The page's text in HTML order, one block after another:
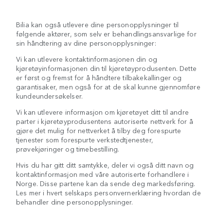
Bilia kan også utlevere dine personopplysninger til
følgende aktører, som selv er behandlingsansvarlige for
sin håndtering av dine personopplysninger:
Vi kan utlevere kontaktinformasjonen din og
kjøretøyinformasjonen din til kjøretøyprodusenten. Dette
er først og fremst for å håndtere tilbakekallinger og
garantisaker, men også for at de skal kunne gjennomføre
kundeundersøkelser.
Vi kan utlevere informasjon om kjøretøyet ditt til andre
parter i kjøretøyprodusentens autoriserte nettverk for å
gjøre det mulig for nettverket å tilby deg forespurte
tjenester som forespurte verkstedtjenester,
prøvekjøringer og timebestilling.
Hvis du har gitt ditt samtykke, deler vi også ditt navn og
kontaktinformasjon med våre autoriserte forhandlere i
Norge. Disse partene kan da sende deg markedsføring.
Les mer i hvert selskaps personvernerklæring hvordan de
behandler dine personopplysninger.